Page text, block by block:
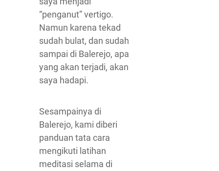
“penganut” vertigo.
Namun karena tekad
sudah bulat, dan sudah
sampai di Balerejo, apa
yang akan terjadi, akan
saya hadapi.
Sesampainya di
Balerejo, kami diberi
panduan tata cara
mengikuti latihan
meditasi selama di